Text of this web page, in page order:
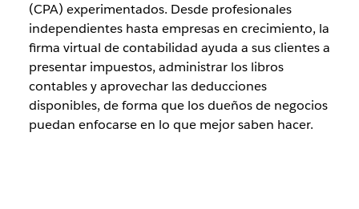
(CPA) experimentados. Desde profesionales
independientes hasta empresas en crecimiento, la
firma virtual de contabilidad ayuda a sus clientes a
presentar impuestos, administrar los libros
contables y aprovechar las deducciones
disponibles, de forma que los dueños de negocios
puedan enfocarse en lo que mejor saben hacer.